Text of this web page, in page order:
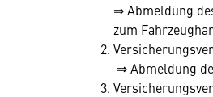
⇒ Abmeldung
zum
⇒ Abmeldung